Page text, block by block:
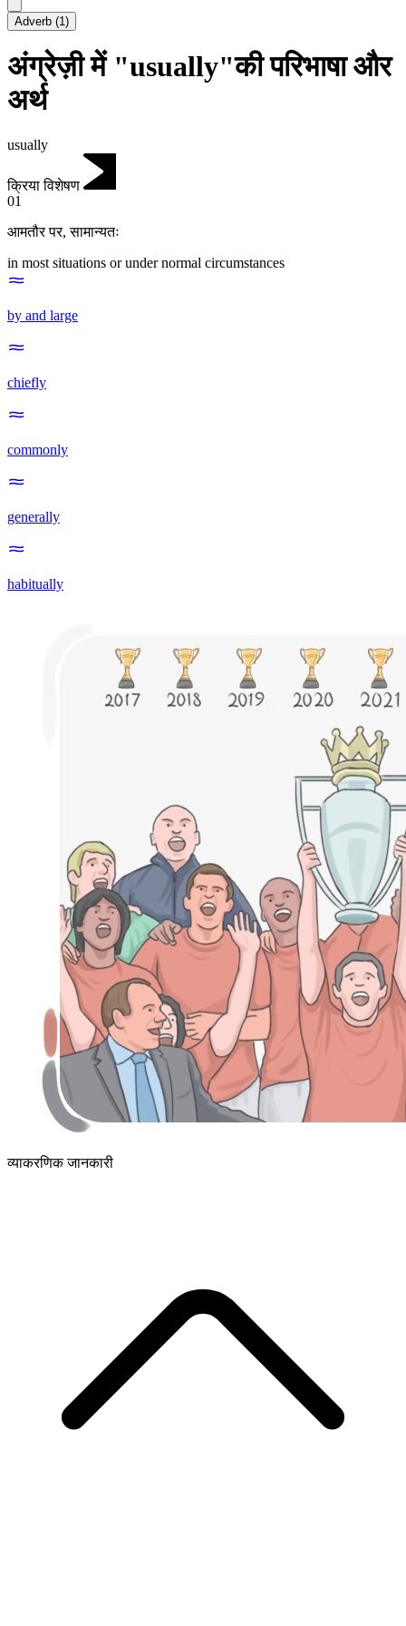
Adverb (1)
अंग्रेज़ी में "usually"की परिभाषा और
अर्थ
usually
क्रिया विशेषण
01
आमतौर पर,सामान्यतः
in most situations or under normal circumstances
by and large
chiefly
commonly
generally
habitually
व्याकरणिक जानकारी